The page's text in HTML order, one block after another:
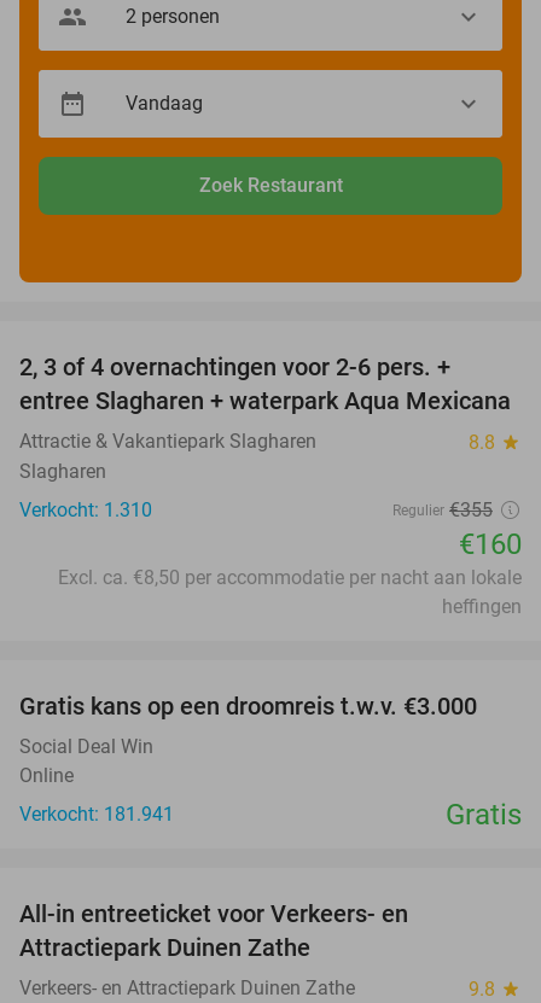
Zoek Restaurant
2, 3 of 4 overnachtingen voor 2-6 pers. +
entree Slagharen + waterpark Aqua Mexicana
Attractie & Vakantiepark Slagharen 8.8 star
Slagharen
Verkocht: 1.310
Regulier €355
€160
Excl. ca. €8,50 per accommodatie per nacht aan lokale
heffingen
Gratis kans op een droomreis t.w.v. €3.000
Social Deal Win
Online
Verkocht: 181.941
Gratis
All-in entreeticket voor Verkeers- en
Attractiepark Duinen Zathe
Verkeers- en Attractiepark Duinen Zathe 9.8 star